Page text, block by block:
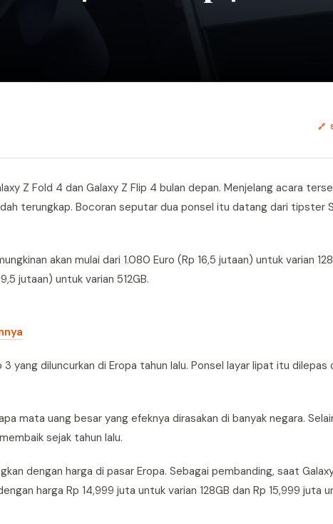
🔗
Z Fold 4 dan Galaxy Z Flip 4 bulan depan. Menjelang acara
terungkap. Bocoran seputar dua ponsel itu datang dari tipster
akan mulai dari 1.080 Euro (Rp 16,5 jutaan) untuk varian
jutaan) untuk varian 512GB.
yang diluncurkan di Eropa tahun lalu. Ponsel layar lipat itu dilepas
mata uang besar yang efeknya dirasakan di banyak negara.
sejak tahun lalu.
dengan harga di pasar Eropa. Sebagai pembanding, saat
harga Rp 14,999 juta untuk varian 128GB dan Rp 15,999 juta